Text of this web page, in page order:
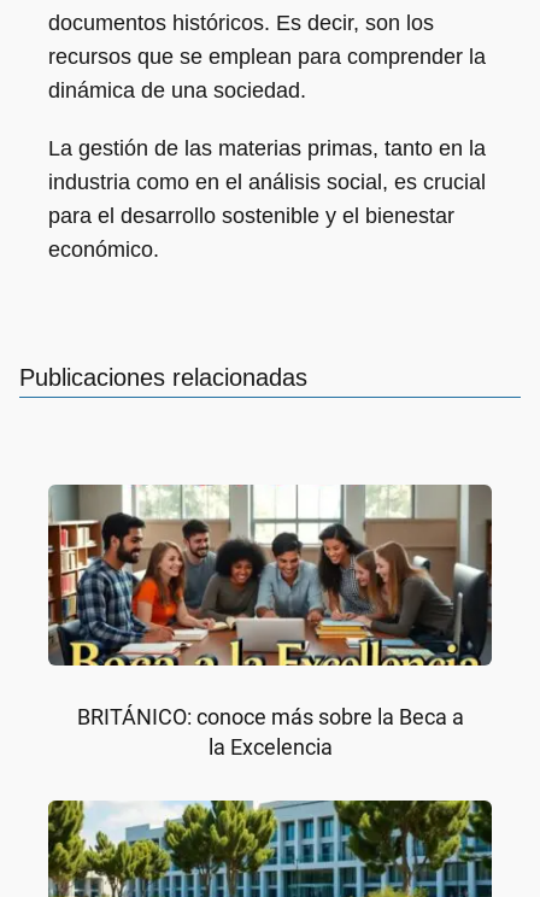
documentos históricos. Es decir, son los
recursos que se emplean para comprender la
dinámica de una sociedad.
La gestión de las materias primas, tanto en la
industria como en el análisis social, es crucial
para el desarrollo sostenible y el bienestar
económico.
Publicaciones relacionadas
BRITÁNICO: conoce más sobre la Beca a
la Excelencia